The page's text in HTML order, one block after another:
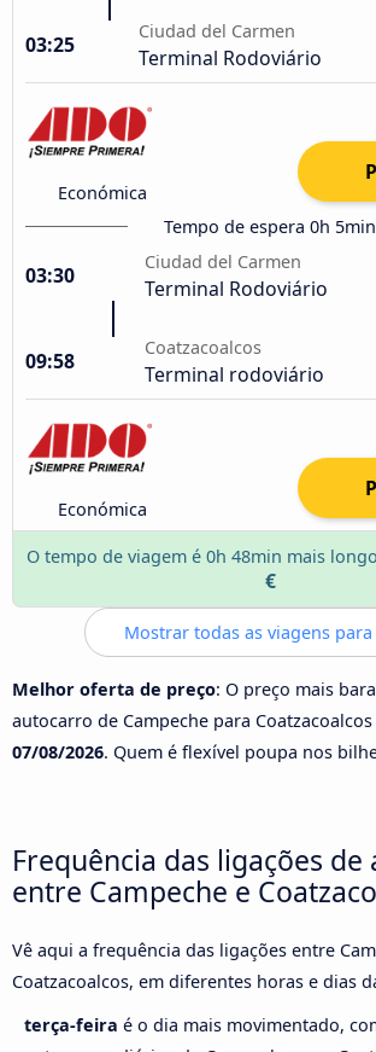
03:25
Ciudad del Carmen
Terminal Rodoviário
Económica
Tempo de espera 0h 5min
03:30
Ciudad del Carmen
Terminal Rodoviário
09:58
Coatzacoalcos
Terminal rodoviário
Económica
O tempo de viagem é 0h 48min mais
€
Mostrar todas as viagens
Melhor oferta de preço: O preço mais
autocarro de Campeche para
07/08/2026. Quem é flexível poupa nos
Frequência das ligações
entre Campeche e
Vê aqui a frequência das ligações entre
Coatzacoalcos, em diferentes horas e dias
terça-feira é o dia mais movimentado,